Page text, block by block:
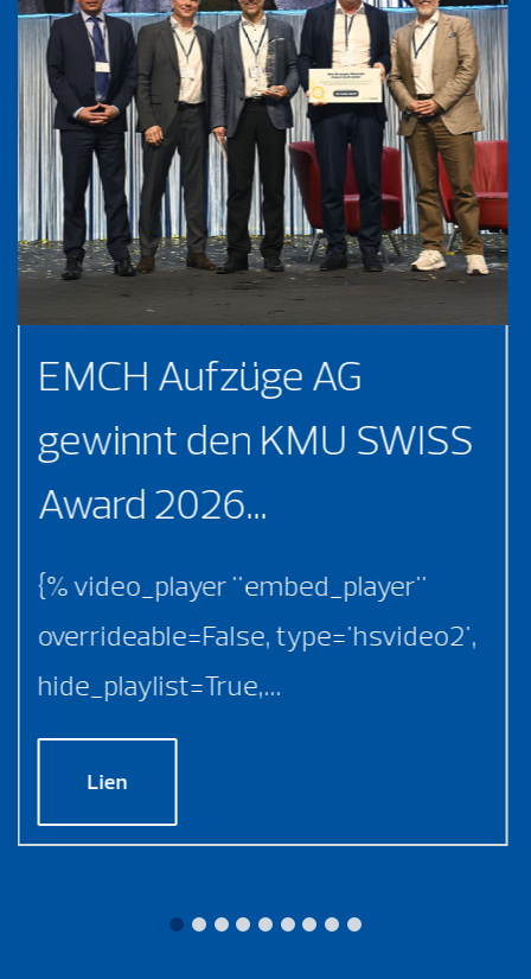
EMCH Aufzüge AG
gewinnt den KMU SWISS
Award 2026...
{% video_player "embed_player"
overrideable=False, type='hsvideo2',
hide_playlist=True,...
Lien